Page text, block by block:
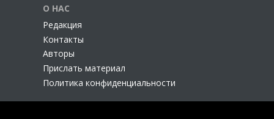
О НАС
Редакция
Контакты
Авторы
Прислать материал
Политика конфиденциальности